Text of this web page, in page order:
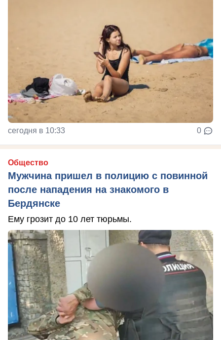
сегодня в 10:33 0
Общество
Мужчина пришел в полицию с повинной
после нападения на знакомого в
Бердянске
Ему грозит до 10 лет тюрьмы.